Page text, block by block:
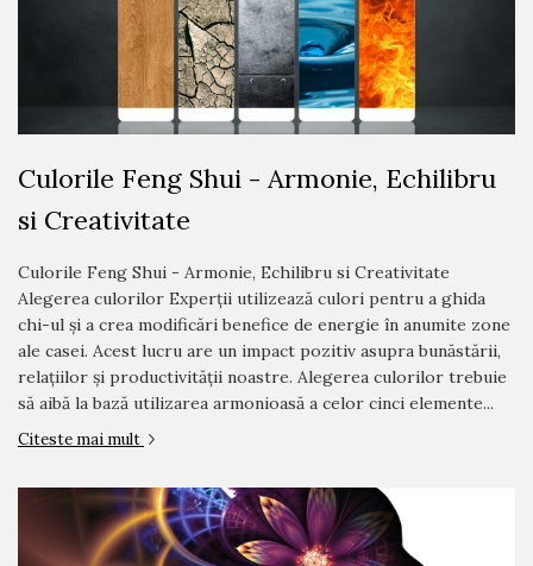
Culorile Feng Shui - Armonie, Echilibru
si Creativitate
Culorile Feng Shui - Armonie, Echilibru si Creativitate
Alegerea culorilor Experții utilizează culori pentru a ghida
chi-ul și a crea modificări benefice de energie în anumite zone
ale casei. Acest lucru are un impact pozitiv asupra bunăstării,
relațiilor și productivității noastre. Alegerea culorilor trebuie
să aibă la bază utilizarea armonioasă a celor cinci elemente...
Citeste mai mult